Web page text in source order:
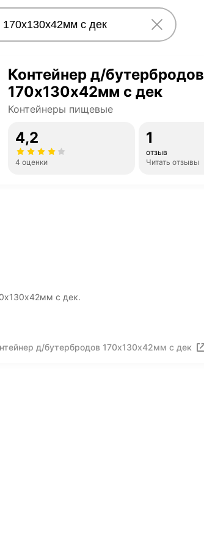
Контейнер д/бутербродов
170х130х42мм с дек
Контейнеры пищевые
4,2
4 оценки
1
отзыв
Читать отзывы
с дек.
д/бутербродов 170х130х42мм с дек